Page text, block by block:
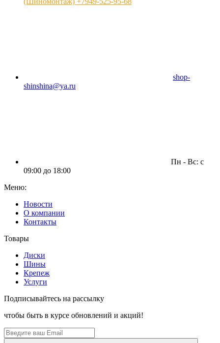
shop-
shinshina@ya.ru
Пн - Вс: c
09:00 до 18:00
Меню:
Новости
О компании
Контакты
Товары
Диски
Шины
Крепеж
Услуги
Подписывайтесь на рассылку
чтобы быть в курсе обновлений и акций!